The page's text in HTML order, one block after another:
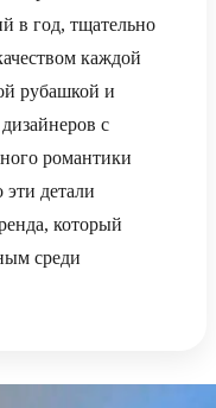
в год, тщательно
каждой
рубашкой и
с
романтики
детали
который
среди